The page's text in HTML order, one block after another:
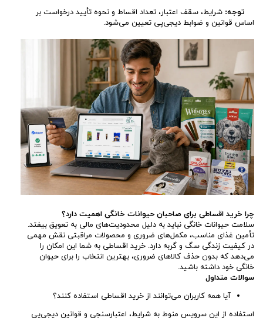
توجه: شرایط، سقف اعتبار، تعداد اقساط و نحوه تأیید درخواست بر
اساس قوانین و ضوابط دیجی‌پی تعیین می‌شود.
چرا خرید اقساطی برای صاحبان حیوانات خانگی اهمیت دارد؟
سلامت حیوانات خانگی نباید به دلیل محدودیت‌های مالی به تعویق بیفتد.
تأمین غذای مناسب، مکمل‌های ضروری و محصولات مراقبتی نقش مهمی
در کیفیت زندگی سگ و گربه دارد. خرید اقساطی به شما این امکان را
می‌دهد که بدون حذف کالاهای ضروری، بهترین انتخاب را برای حیوان
خانگی خود داشته باشید.
سوالات متداول
آیا همه کاربران می‌توانند از خرید اقساطی استفاده کنند؟
استفاده از این سرویس منوط به شرایط، اعتبارسنجی و قوانین دیجی‌پی